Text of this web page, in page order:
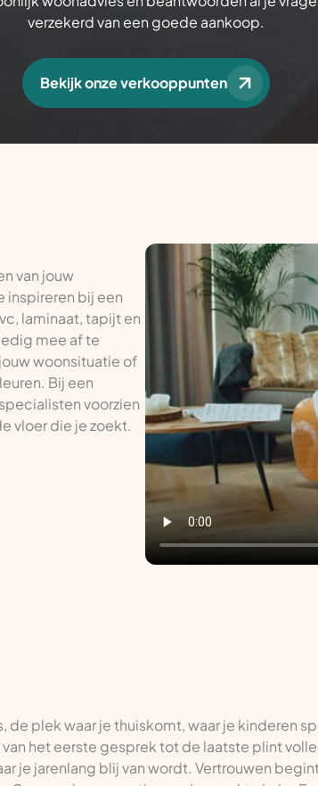
verzekerd van een goede aankoop.
Bekijk onze verkooppunten
van jouw
inspireren bij een
laminaat, tapijt en
mee af te
woonsituatie of
Bij een
voorzien
vloer die je zoekt.
de plek waar je thuiskomt, waar je kinderen
het eerste gesprek tot de laatste plint
je jarenlang blij van wordt. Vertrouwen